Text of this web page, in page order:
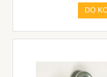
DO